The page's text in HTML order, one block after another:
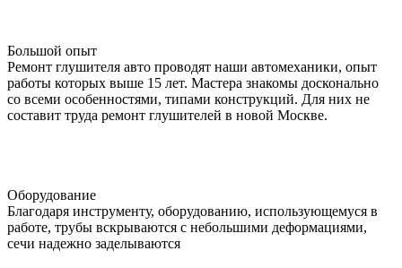
Большой опыт
Ремонт глушителя авто проводят наши автомеханики, опыт
работы которых выше 15 лет. Мастера знакомы досконально
со всеми особенностями, типами конструкций. Для них не
составит труда ремонт глушителей в новой Москве.
Оборудование
Благодаря инструменту, оборудованию, использующемуся в
работе, трубы вскрываются с небольшими деформациями,
сечи надежно заделываются